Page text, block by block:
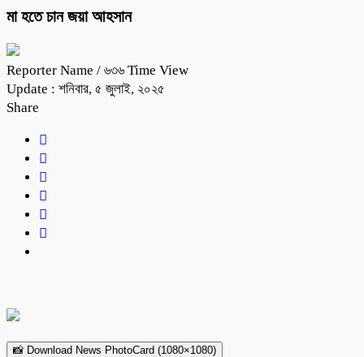
মা হতে চান জয়া আহসান
Reporter Name / ৬৩৬ Time View
Update : শনিবার, ৫ জুলাই, ২০২৫
Share
📸 Download News PhotoCard (1080×1080)